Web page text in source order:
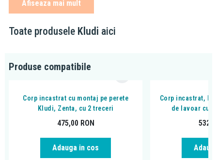
vezi produse recomandate
Afiseaza mai mult
Toate produsele Kludi aici
Produse compatibile
Corp incastrat cu montaj pe perete
Kludi, Zenta, cu 2 treceri
475,00 RON
Adauga in cos
Corp incastrat,
de lavoar cu